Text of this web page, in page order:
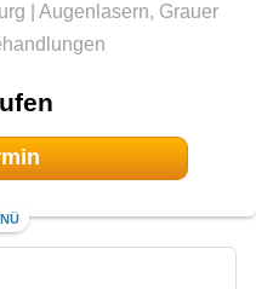
| Augenlasern, Grauer